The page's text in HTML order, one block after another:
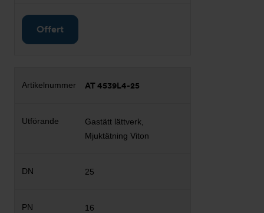
Offert
AT 4539L4-25
Gastätt lättverk,
Mjuktätning Viton
25
16